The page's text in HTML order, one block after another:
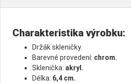
Charakteristika výrobku:
Držák skleničky.
Barevné provedení: chrom.
Sklenička: akryl.
Délka: 6,4 cm.